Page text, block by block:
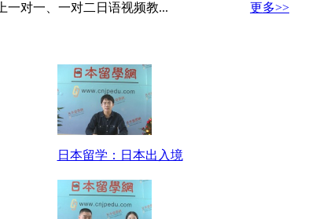
一对一、一对二日语视频教...
更多>>
日本留学：日本出入境